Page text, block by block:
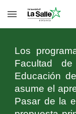
Skip to main content
Los
Facultad
Educación
asume el
Pasar de la